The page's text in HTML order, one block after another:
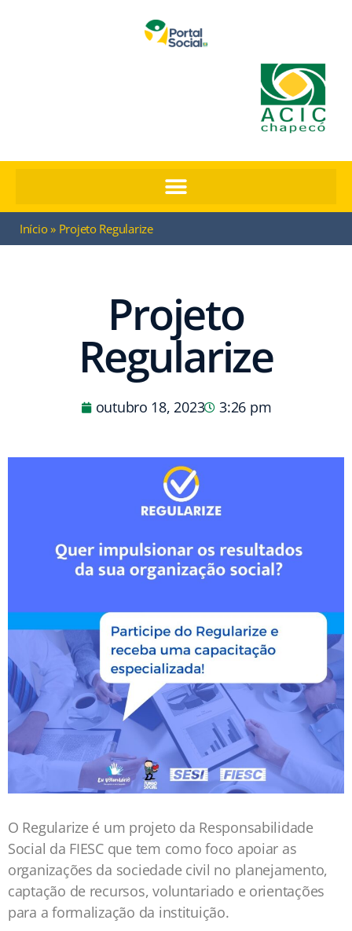
Início» Projeto Regularize
Projeto
Regularize
outubro 18, 2023 3:26 pm
O Regularize é um projeto da Responsabilidade
Social da FIESC que tem como foco apoiar as
organizações da sociedade civil no planejamento,
captação de recursos, voluntariado e orientações
para a formalização da instituição.